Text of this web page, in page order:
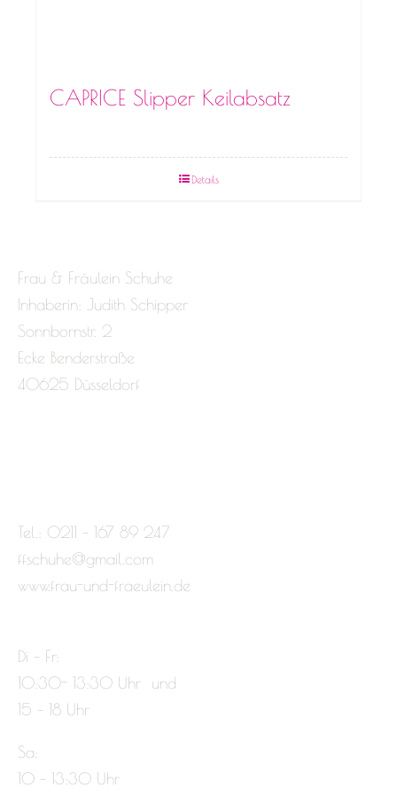
CAPRICE Slipper Keilabsatz
Details
Frau & Fräulein Schuhe
Inhaberin: Judith Schipper
Sonnbornstr. 2
Ecke Benderstraße
40625 Düsseldorf
Tel.: 0211 – 167 89 247
ffschuhe@gmail.com
www.frau-und-fraeulein.de
Di – Fr:
10:30- 13:30 Uhr und
15 – 18 Uhr
Sa:
10 – 13:30 Uhr